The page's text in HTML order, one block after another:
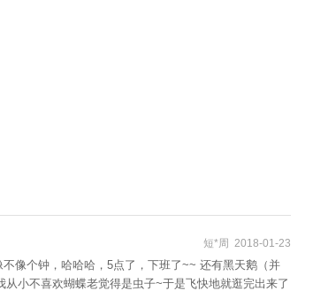
短*周 2018-01-23
像个钟，哈哈哈，5点了，下班了~~ 还有黑天鹅（并
小不喜欢蝴蝶老觉得是虫子~于是飞快地就逛完出来了